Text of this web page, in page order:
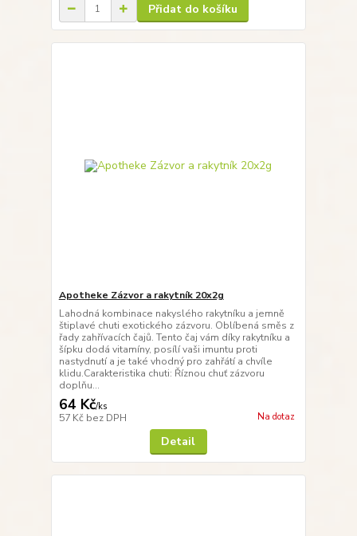
Přidat do košíku
Apotheke Zázvor a rakytník 20x2g
Lahodná kombinace nakyslého rakytníku a jemně
štiplavé chuti exotického zázvoru. Oblíbená směs z
řady zahřívacích čajů. Tento čaj vám díky rakytníku a
šípku dodá vitamíny, posílí vaši imuntu proti
nastydnutí a je také vhodný pro zahřátí a chvíle
klidu.Carakteristika chuti: Říznou chuť zázvoru
doplňu...
64 Kč/ks
57 Kč bez DPH Na dotaz
Detail